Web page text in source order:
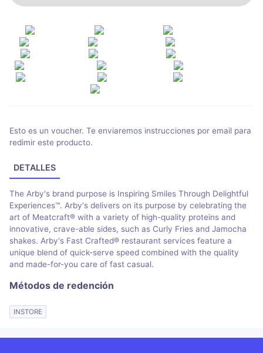
Esto es un voucher. Te enviaremos instrucciones por email para
redimir este producto.
DETALLES
The Arby's brand purpose is Inspiring Smiles Through Delightful
Experiences™. Arby's delivers on its purpose by celebrating the
art of Meatcraft® with a variety of high-quality proteins and
innovative, crave-able sides, such as Curly Fries and Jamocha
shakes. Arby's Fast Crafted® restaurant services feature a
unique blend of quick-serve speed combined with the quality
and made-for-you care of fast casual.
Métodos de redención
INSTORE